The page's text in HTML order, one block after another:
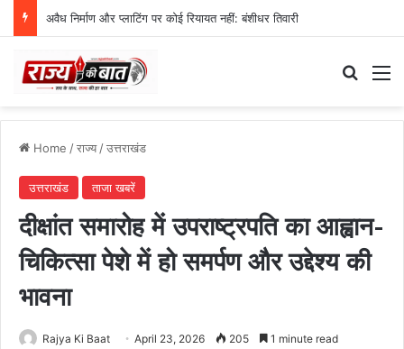
अवैध निर्माण और प्लाटिंग पर कोई रियायत नहीं: बंशीधर तिवारी
Home /राज्य/उत्तराखंड
उत्तराखंड ताजा खबरें
दीक्षांत समारोह में उपराष्ट्रपति का आह्वान-
चिकित्सा पेशे में हो समर्पण और उद्देश्य की
भावना
Rajya Ki Baat April 23, 2026 205 1 minute read